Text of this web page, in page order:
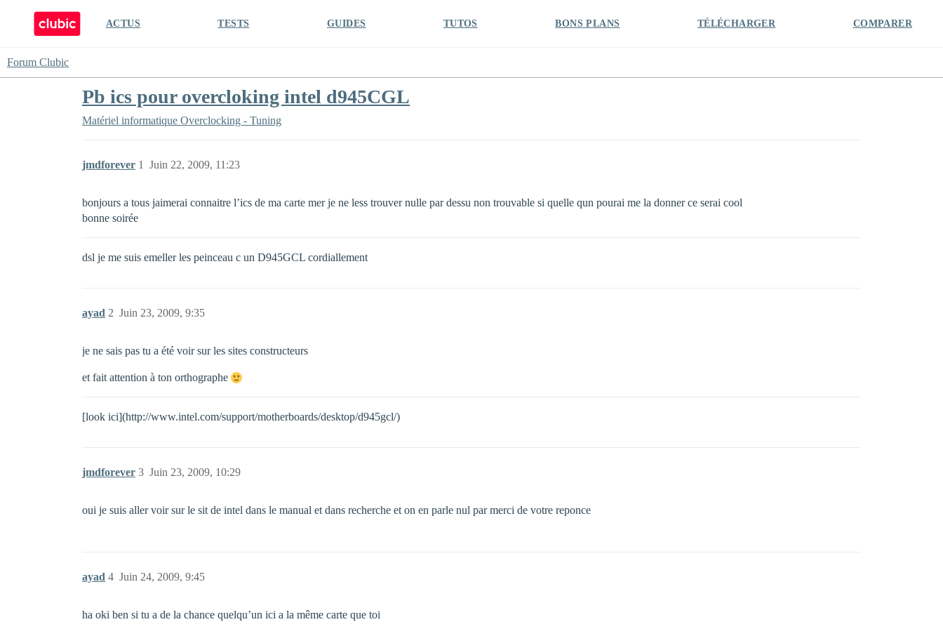
ACTUS TESTS GUIDES TUTOS BONS PLANS TÉLÉCHARGER COMPARER
Forum Clubic
Pb ics pour overcloking intel d945CGL
Matériel informatique Overclocking - Tuning
jmdforever Juin 22, 2009, 11:23
1
bonjours a tous jaimerai connaitre l’ics de ma carte mer je ne less trouver nulle par dessu non trouvable si quelle qun pourai me la donner ce serai cool
bonne soirée
dsl je me suis emeller les peinceau c un D945GCL cordiallement
ayad Juin 23, 2009, 9:35
2
je ne sais pas tu a été voir sur les sites constructeurs
et fait attention à ton orthographe
[look ici](http://www.intel.com/support/motherboards/desktop/d945gcl/)
jmdforever Juin 23, 2009, 10:29
3
oui je suis aller voir sur le sit de intel dans le manual et dans recherche et on en parle nul par merci de votre reponce
ayad Juin 24, 2009, 9:45
4
ha oki ben si tu a de la chance quelqu’un ici a la même carte que toi